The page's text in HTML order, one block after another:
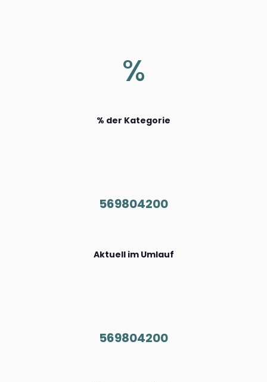
%
% der Kategorie
569804200
Aktuell im Umlauf
569804200